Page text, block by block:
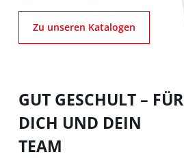
Zu unseren Katalogen
GUT GESCHULT – FÜR
DICH UND DEIN
TEAM